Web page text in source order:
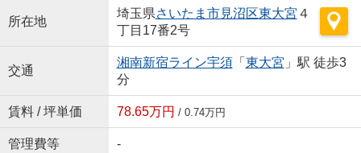
所在地
埼玉県さいたま市見沼区東大宮 ４
丁目17番2号
交通
湘南新宿ライン宇須「 東大宮 」駅 徒歩3
分
賃料 / 坪単価 78.65万円 / 0.74万円
管理費等 -